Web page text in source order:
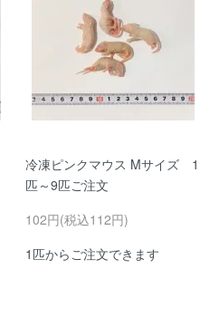
冷凍ピンクマウス Mサイズ 1
匹～9匹ご注文
102円(税込112円)
1匹からご注文できます